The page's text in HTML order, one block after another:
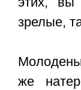
зрелые,
же